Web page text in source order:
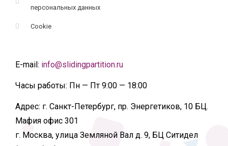
персональных данных
Cookie
E-mail: info@slidingpartition.ru
Часы работы: Пн — Пт 9:00 — 18:00
Адрес: г. Санкт-Петербург, пр. Энергетиков, 10 БЦ.
Мафия офис 301
г. Москва, улица Земляной Вал д. 9, БЦ Ситидел